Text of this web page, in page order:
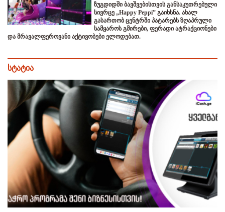
ზუგდიდში ბავშვებისთვის განსაკუთრებული
სივრცე „Happy Peppi” გაიხსნა. ახალ
გასართობ ცენტრში პატარებს ზღაპრული
სამყაროს გმირები, ფერადი ატრაქციონები
და მრავალფეროვანი აქტივობები ელოდებათ.
სტატია